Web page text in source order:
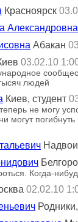
Красноярск
Александровна
Абакан
03.02.10
людей
Киев, студент
не могу
могут
Когда-
02.02.10